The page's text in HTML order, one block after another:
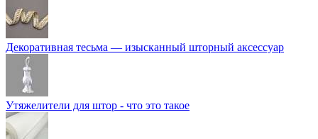
Декоративная тесьма — изысканный шторный аксессуар
Утяжелители для штор - что это такое